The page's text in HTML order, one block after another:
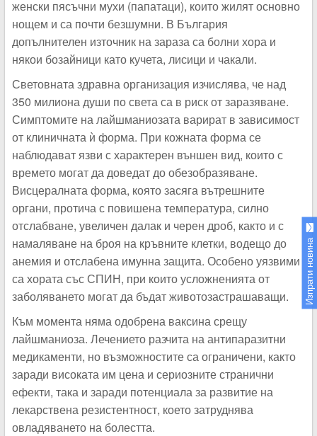
женски пясъчни мухи (папатаци), които жилят основно
нощем и са почти безшумни. В България
допълнителен източник на зараза са болни хора и
някои бозайници като кучета, лисици и чакали.
Световната здравна организация изчислява, че над
350 милиона души по света са в риск от заразяване.
Симптомите на лайшманиозата варират в зависимост
от клиничната ѝ форма. При кожната форма се
наблюдават язви с характерен външен вид, които с
времето могат да доведат до обезобразяване.
Висцералната форма, която засяга вътрешните
органи, протича с повишена температура, силно
отслабване, увеличен далак и черен дроб, както и с
намаляване на броя на кръвните клетки, водещо до
анемия и отслабена имунна защита. Особено уязвими
са хората със СПИН, при които усложненията от
заболяването могат да бъдат животозастрашаващи.
Към момента няма одобрена ваксина срещу
лайшманиоза. Лечението разчита на антипаразитни
медикаменти, но възможностите са ограничени, както
заради високата им цена и сериозните странични
ефекти, така и заради потенциала за развитие на
лекарствена резистентност, което затруднява
овладяването на болестта.
Изпрати новина